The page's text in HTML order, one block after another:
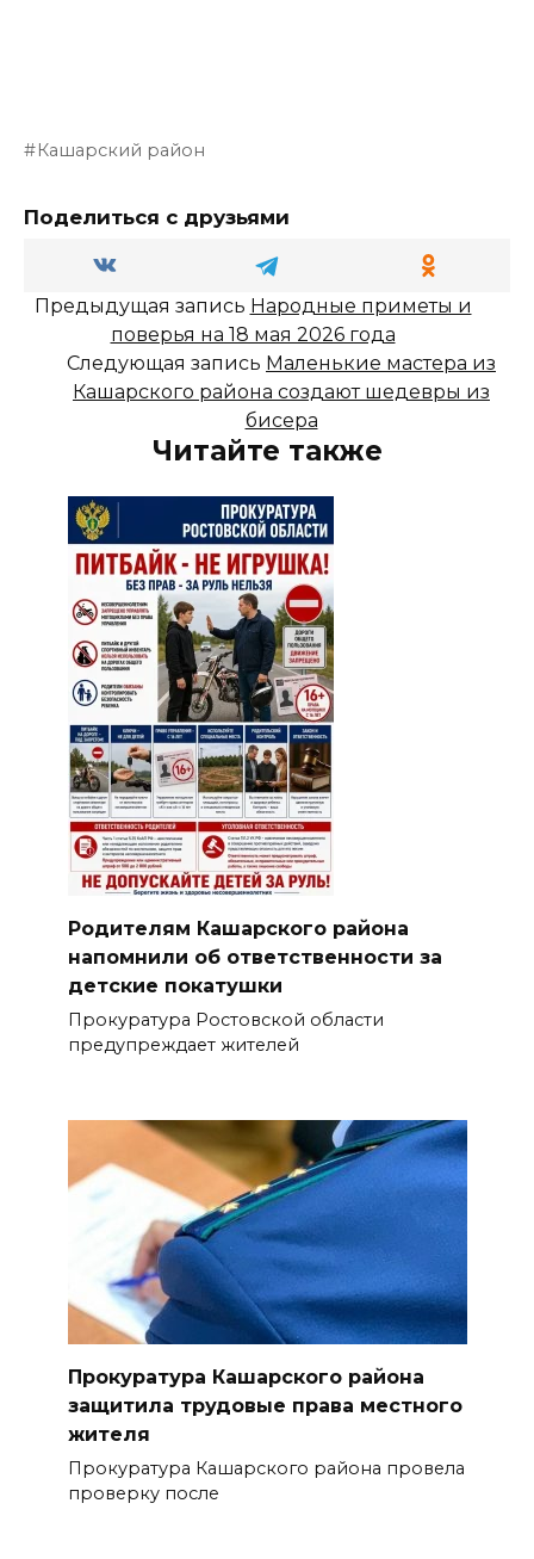
Кашарский район
Поделиться с друзьями
Предыдущая запись Народные приметы и
поверья на 18 мая 2026 года
Следующая запись Маленькие мастера из
Кашарского района создают шедевры из
бисера
Читайте также
Родителям Кашарского района
напомнили об ответственности за
детские покатушки
Прокуратура Ростовской области
предупреждает жителей
Прокуратура Кашарского района
защитила трудовые права местного
жителя
Прокуратура Кашарского района провела
проверку после